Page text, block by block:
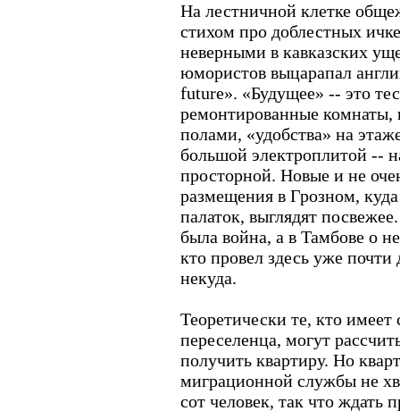
На лестничной клетке
стихом про доблестных
неверными в кавказских
юмористов выцарапал
future». «Будущее» -- это
ремонтированные
полами, «удобства» на
большой электроплитой --
просторной. Новые и не
размещения в Грозном,
палаток, выглядят
была война, а в Тамбове о
кто провел здесь уже почти
некуда.
Теоретически те, кто имеет
переселенца, могут
получить квартиру. Но
миграционной службы не
сот человек, так что ждать